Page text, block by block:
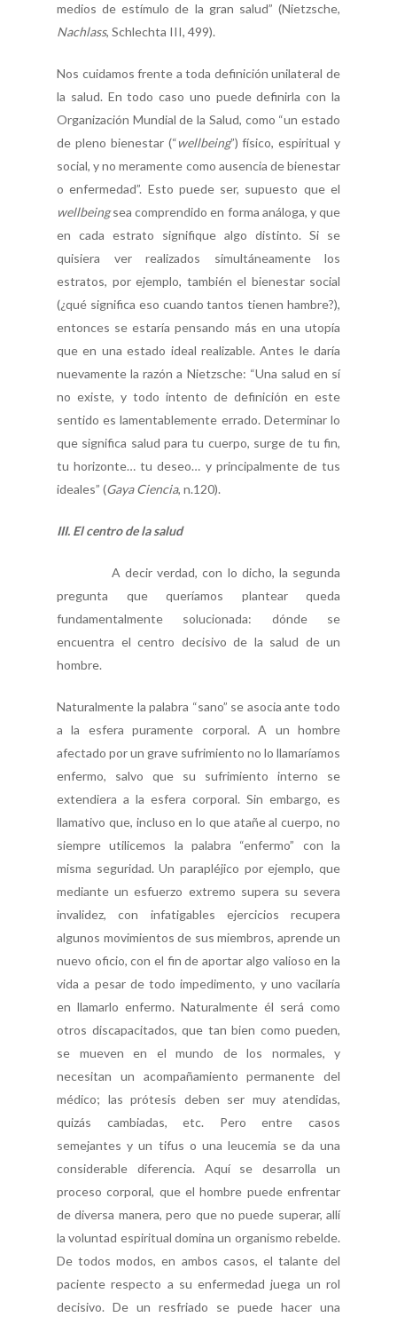
medios de estímulo de la gran salud” (Nietzsche,
Nachlass, Schlechta III, 499).
Nos cuidamos frente a toda definición unilateral de
la salud. En todo caso uno puede definirla con la
Organización Mundial de la Salud, como “un estado
de pleno bienestar (“wellbeing”) físico, espiritual y
social, y no meramente como ausencia de bienestar
o enfermedad”. Esto puede ser, supuesto que el
wellbeingsea comprendido en forma análoga, y que
en cada estrato signifique algo distinto. Si se
quisiera ver realizados simultáneamente los
estratos, por ejemplo, también el bienestar social
(¿qué significa eso cuando tantos tienen hambre?),
entonces se estaría pensando más en una utopía
que en una estado ideal realizable. Antes le daría
nuevamente la razón a Nietzsche: “Una salud en sí
no existe, y todo intento de definición en este
sentido es lamentablemente errado. Determinar lo
que significa salud para tu cuerpo, surge de tu fin,
tu horizonte… tu deseo… y principalmente de tus
ideales” (Gaya Ciencia, n.120).
III. El centro de la salud
A decir verdad, con lo dicho, la segunda
pregunta que queríamos plantear queda
fundamentalmente solucionada: dónde se
encuentra el centro decisivo de la salud de un
hombre.
Naturalmente la palabra “sano” se asocia ante todo
a la esfera puramente corporal. A un hombre
afectado por un grave sufrimiento no lo llamaríamos
enfermo, salvo que su sufrimiento interno se
extendiera a la esfera corporal. Sin embargo, es
llamativo que, incluso en lo que atañe al cuerpo, no
siempre utilicemos la palabra “enfermo” con la
misma seguridad. Un parapléjico por ejemplo, que
mediante un esfuerzo extremo supera su severa
invalidez, con infatigables ejercicios recupera
algunos movimientos de sus miembros, aprende un
nuevo oficio, con el fin de aportar algo valioso en la
vida a pesar de todo impedimento, y uno vacilaría
en llamarlo enfermo. Naturalmente él será como
otros discapacitados, que tan bien como pueden,
se mueven en el mundo de los normales, y
necesitan un acompañamiento permanente del
médico; las prótesis deben ser muy atendidas,
quizás cambiadas, etc. Pero entre casos
semejantes y un tifus o una leucemia se da una
considerable diferencia. Aquí se desarrolla un
proceso corporal, que el hombre puede enfrentar
de diversa manera, pero que no puede superar, allí
la voluntad espiritual domina un organismo rebelde.
De todos modos, en ambos casos, el talante del
paciente respecto a su enfermedad juega un rol
decisivo. De un resfriado se puede hacer una